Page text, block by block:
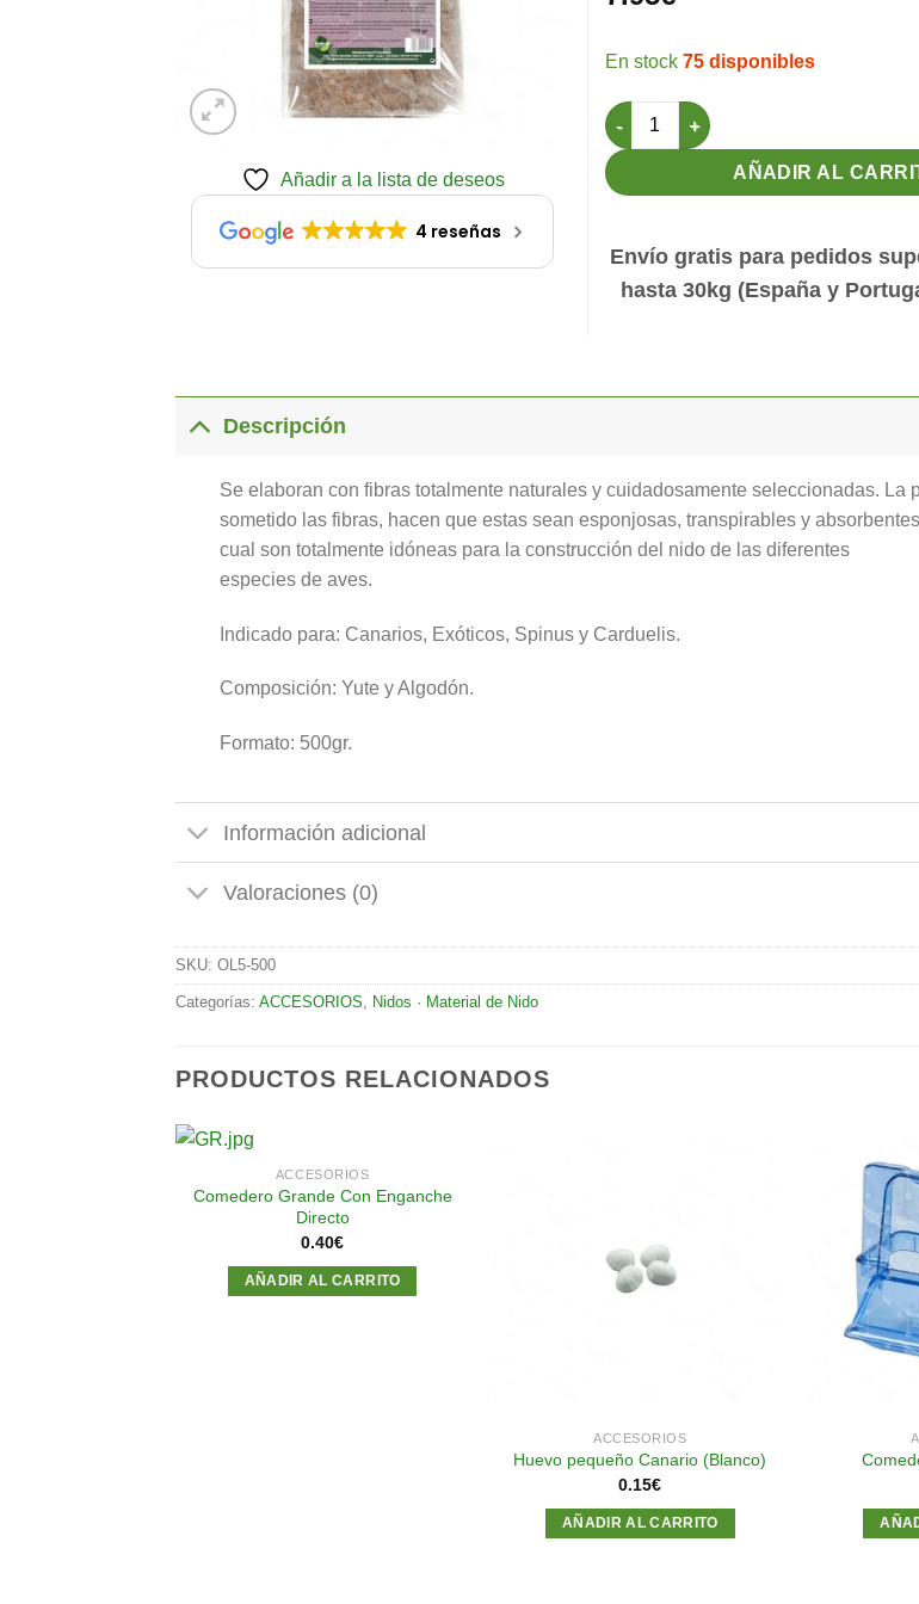
Añadir a la lista de deseos
4 reseñas
75 disponibles
Mescla Yute y Algodón 500gr Orniluck
AÑADIR AL
Envío gratis para pedidos
hasta 30kg (España y
Descripción
Se elaboran con fibras totalmente naturales y cuidadosamente seleccionadas.
sometido las fibras, hacen que estas sean esponjosas, transpirables y
cual son totalmente idóneas para la construcción del nido de las diferentes
especies de aves.
Indicado para: Canarios, Exóticos, Spinus y Carduelis.
Composición: Yute y Algodón.
Formato: 500gr.
Información adicional
Valoraciones (0)
SKU: OL5-500
Categorías: ACCESORIOS, Nidos · Material de Nido
PRODUCTOS RELACIONADOS
lista de
ACCESORIOS
Comedero Grande Con Enganche
Directo
0.40€
AÑADIR AL CARRITO
ACCESORIOS
Huevo pequeño Canario (Blanco)
0.15€
AÑADIR AL CARRITO